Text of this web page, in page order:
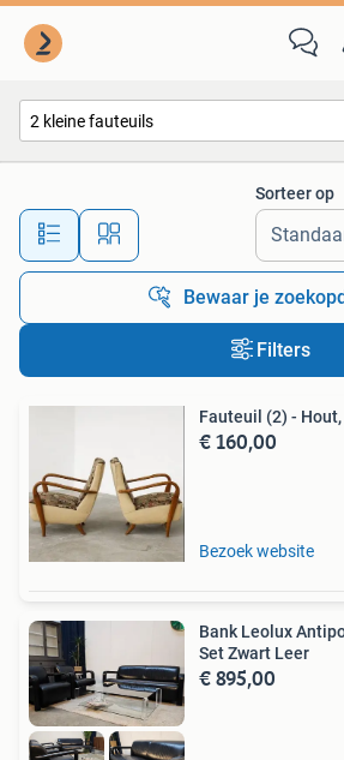
Alle afstanden…
Sorteer op
Bewaar je
Filters
Fauteuil (2) - Hout,
€ 160,00
Bezoek website
Bank Leolux
Set Zwart Leer
€ 895,00